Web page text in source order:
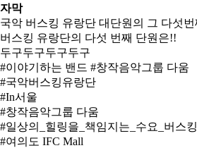
자막
국악 버스킹 유랑단 대단원의 그 다섯
버스킹 유랑단의 다섯 번째 단원은!!
두구두구두구두구
#이야기하는 밴드 #창작음악그룹 다움
#국악버스킹유랑단
#In서울
#창작음악그룹 다움
#일상의_힐링을_책임지는_수요_버스킹
#여의도 IFC Mall